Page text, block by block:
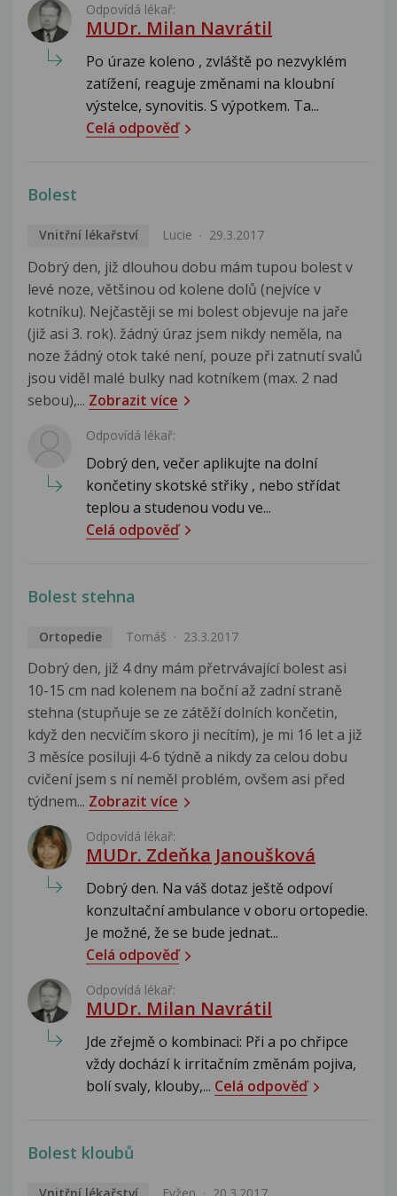
Odpovídá lékař:
MUDr. Milan Navrátil
Po úraze koleno , zvláště po nezvyklém
zatížení, reaguje změnami na kloubní
výstelce, synovitis. S výpotkem. Ta...
Celá odpověď
Bolest
Vnitřní lékařství Lucie 29.3.2017
Dobrý den, již dlouhou dobu mám tupou bolest v
levé noze, většinou od kolene dolů (nejvíce v
kotníku). Nejčastěji se mi bolest objevuje na jaře
(již asi 3. rok). žádný úraz jsem nikdy neměla, na
noze žádný otok také není, pouze při zatnutí svalů
jsou viděl malé bulky nad kotníkem (max. 2 nad
sebou),... Zobrazit více
Odpovídá lékař:
Dobrý den, večer aplikujte na dolní
končetiny skotské střiky , nebo střídat
teplou a studenou vodu ve...
Celá odpověď
Bolest stehna
Ortopedie Tomáš 23.3.2017
Dobrý den, již 4 dny mám přetrvávající bolest asi
10-15 cm nad kolenem na boční až zadní straně
stehna (stupňuje se ze zátěží dolních končetin,
když den necvičím skoro ji necítím), je mi 16 let a již
3 měsíce posiluji 4-6 týdně a nikdy za celou dobu
cvičení jsem s ní neměl problém, ovšem asi před
týdnem... Zobrazit více
Odpovídá lékař:
MUDr. Zdeňka Janoušková
Dobrý den. Na váš dotaz ještě odpoví
konzultační ambulance v oboru ortopedie.
Je možné, že se bude jednat...
Celá odpověď
Odpovídá lékař:
MUDr. Milan Navrátil
Jde zřejmě o kombinaci: Při a po chřipce
vždy dochází k irritačním změnám pojiva,
bolí svaly, klouby,... Celá odpověď
Bolest kloubů